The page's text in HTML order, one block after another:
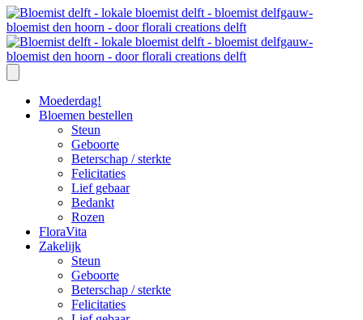
Moederdag!
Bloemen bestellen
Steun
Geboorte
Beterschap / sterkte
Felicitaties
Lief gebaar
Bedankt
Rozen
FloraVita
Zakelijk
Steun
Geboorte
Beterschap / sterkte
Felicitaties